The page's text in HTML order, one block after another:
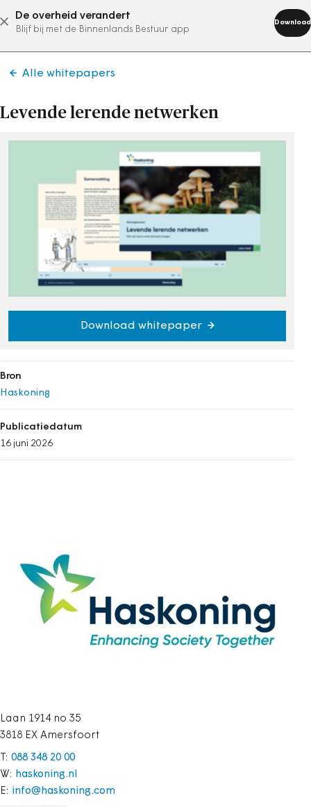
De overheid verandert
Blijf bij met de Binnenlands Bestuur app
Download
abonneer nu
Alle whitepapers
Levende lerende netwerken
Download whitepaper
Bron
Haskoning
Publicatiedatum
16 juni 2026
Laan 1914 no 35
3818 EX Amersfoort
T: 088 348 20 00
W: haskoning.nl
E: info@haskoning.com